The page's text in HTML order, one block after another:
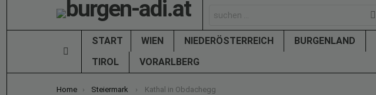
for:
START WIEN NIEDERÖSTERREICH BURGENLAND
TIROL
VORARLBERG
You are here:
Home Steiermark Kathal in Obdachegg